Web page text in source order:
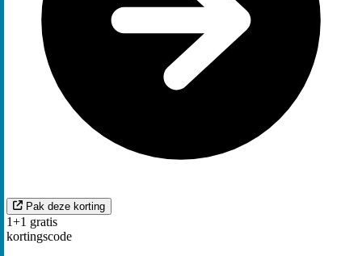
Pak deze korting
1+1 gratis
kortingscode